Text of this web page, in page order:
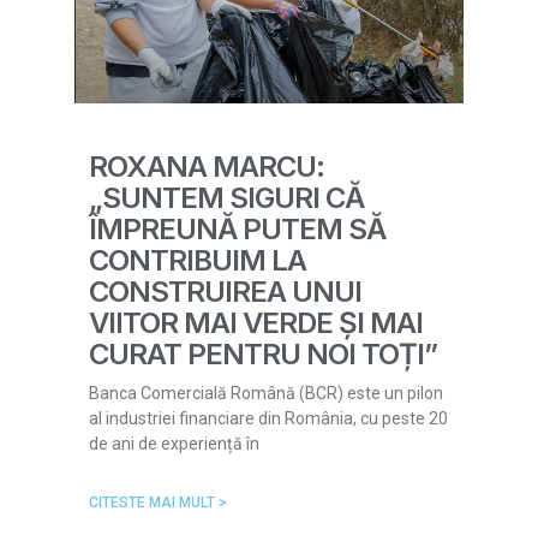
ROXANA MARCU:
„SUNTEM SIGURI CĂ
ÎMPREUNĂ PUTEM SĂ
CONTRIBUIM LA
CONSTRUIREA UNUI
VIITOR MAI VERDE ȘI MAI
CURAT PENTRU NOI TOȚI”
Banca Comercială Română (BCR) este un pilon
al industriei financiare din România, cu peste 20
de ani de experiență în
CITESTE MAI MULT >